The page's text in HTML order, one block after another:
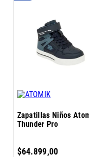
Zapatillas Niños
Thunder Pro
$64.899,00